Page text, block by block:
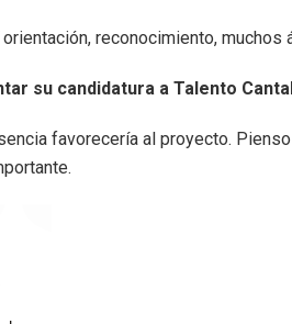
reconocimiento, muchos
su candidatura a Talento
favorecería al proyecto.